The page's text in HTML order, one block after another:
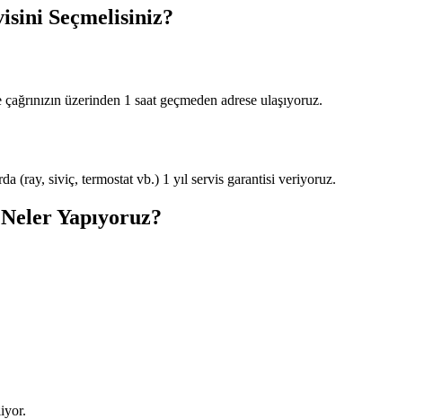
Seçmelisiniz?
üzerinden 1 saat geçmeden adrese ulaşıyoruz.
(ray, siviç, termostat vb.) 1 yıl servis garantisi veriyoruz.
Yapıyoruz?